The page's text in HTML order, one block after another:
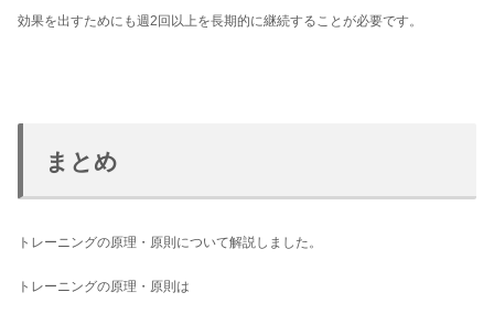
効果を出すためにも週2回以上を長期的に継続することが必要です。
まとめ
トレーニングの原理・原則について解説しました。
トレーニングの原理・原則は